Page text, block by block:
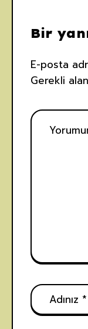
Bir
E-posta
Gerekli